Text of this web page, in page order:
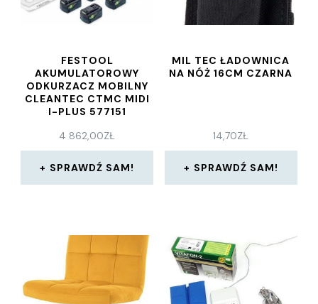
FESTOOL
AKUMULATOROWY
ODKURZACZ MOBILNY
CLEANTEC CTMC MIDI
I-PLUS 577151
4 862,00ZŁ
SPRAWDŹ SAM!
MIL TEC ŁADOWNICA
NA NÓŻ 16CM CZARNA
14,70ZŁ
SPRAWDŹ SAM!